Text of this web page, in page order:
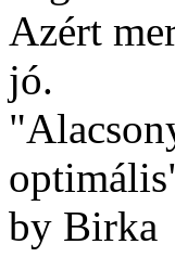
Azért
jó.
by Birka